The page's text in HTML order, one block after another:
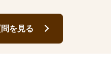
を見る